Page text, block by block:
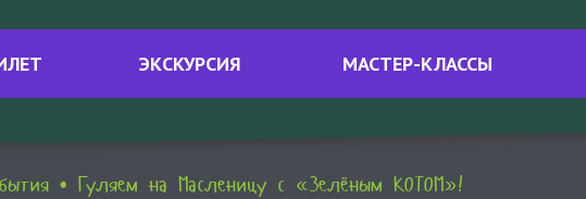
ЭКСКУРСИЯ МАСТЕР-КЛАССЫ
Интересные
Контакты
Гуляем на Масленицу с «Зелёным КОТОМ»!